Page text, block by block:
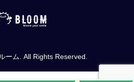
ーム. All Rights Reserved.